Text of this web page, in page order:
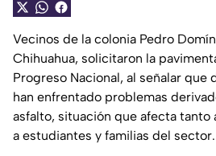
Vecinos de la colonia Pedro
Chihuahua, solicitaron la
Progreso Nacional, al señalar que
han enfrentado problemas
asfalto, situación que afecta tanto
a estudiantes y familias del sector.